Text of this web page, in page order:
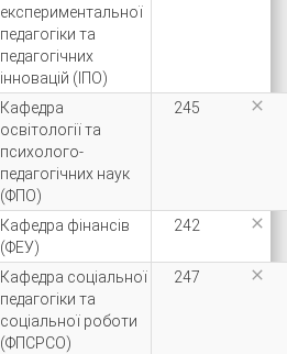
експериментальної
педагогіки та
педагогічних
інновацій (ІПО)
Кафедра
освітології та
психолого-
педагогічних наук
(ФПО)
245 
Кафедра фінансів
(ФЕУ)
242 
Кафедра соціальної
педагогіки та
соціальної роботи
(ФПСРСО)
247 